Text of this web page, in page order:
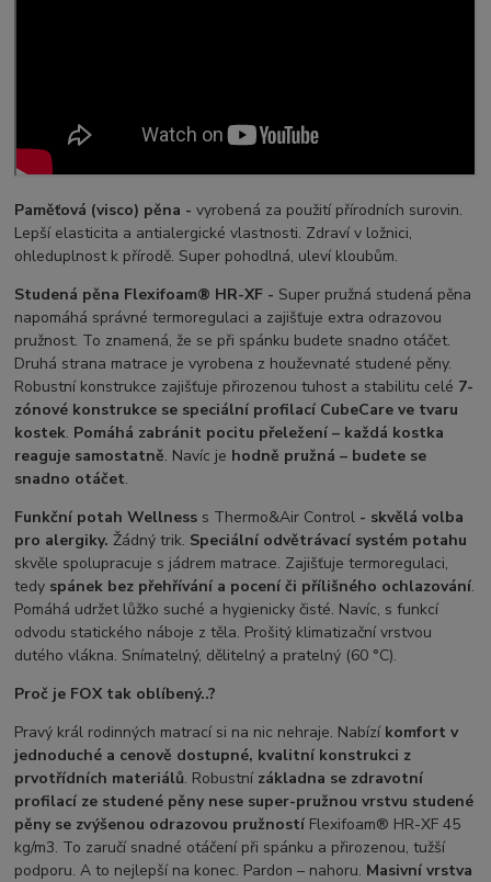
Paměťová (visco) pěna -vyrobená za použití přírodních surovin.
Lepší elasticita a antialergické vlastnosti. Zdraví v ložnici,
ohleduplnost k přírodě. Super pohodlná, uleví kloubům.
Studená pěna Flexifoam® HR-XF - Super pružná studená pěna
napomáhá správné termoregulaci a zajišťuje extra odrazovou
pružnost. To znamená, že se při spánku budete snadno otáčet.
Druhá strana matrace je vyrobena z houževnaté studené pěny.
Robustní konstrukce zajišťuje přirozenou tuhost a stabilitu celé 7-
zónové konstrukce se speciální profilací CubeCare ve tvaru
kostek. Pomáhá zabránit pocitu přeležení – každá kostka
reaguje samostatně. Navíc je hodně pružná – budete se
snadno otáčet.
Funkční potah Wellness s Thermo&Air Control - skvělá volba
pro alergiky. Žádný trik. Speciální odvětrávací systém potahu
skvěle spolupracuje s jádrem matrace. Zajišťuje termoregulaci,
tedy spánek bez přehřívání a pocení či přílišného ochlazování.
Pomáhá udržet lůžko suché a hygienicky čisté. Navíc, s funkcí
odvodu statického náboje z těla. Prošitý klimatizační vrstvou
dutého vlákna. Snímatelný, dělitelný a pratelný (60 °C).
Proč je FOX tak oblíbený..?
Pravý král rodinných matrací si na nic nehraje. Nabízíkomfort v
jednoduché a cenově dostupné, kvalitní konstrukci z
prvotřídních materiálů. Robustní základna se zdravotní
profilací ze studené pěny nese super-pružnou vrstvu studené
pěny se zvýšenou odrazovou pružností Flexifoam® HR-XF 45
kg/m3. To zaručí snadné otáčení při spánku a přirozenou, tužší
podporu. A to nejlepší na konec. Pardon – nahoru. Masivní vrstva